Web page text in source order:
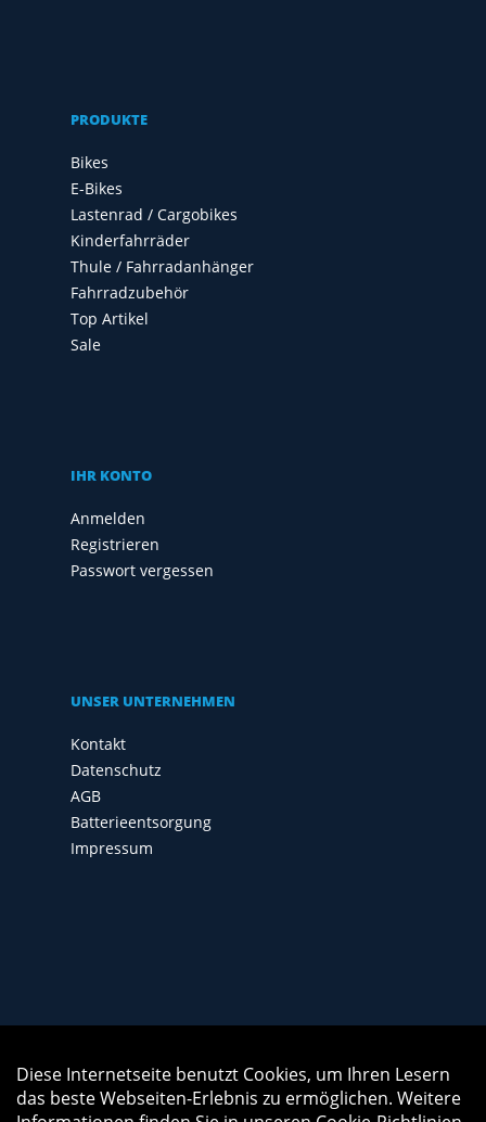
PRODUKTE
Bikes
E-Bikes
Lastenrad / Cargobikes
Kinderfahrräder
Thule / Fahrradanhänger
Fahrradzubehör
Top Artikel
Sale
IHR KONTO
Anmelden
Registrieren
Passwort vergessen
UNSER UNTERNEHMEN
Kontakt
Datenschutz
AGB
Batterieentsorgung
Impressum
Diese Internetseite benutzt Cookies, um Ihren Lesern
das beste Webseiten-Erlebnis zu ermöglichen. Weitere
Auftrag widerrufen